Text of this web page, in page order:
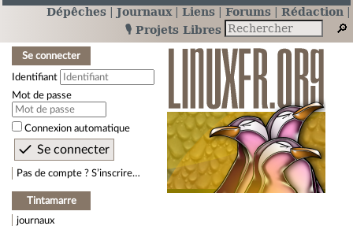
Dépêches Journaux Liens Forums
Rédaction
🎙️ Projets Libres
Se connecter
Identifiant
Mot de passe
Connexion automatique
Pas de compte ? S’inscrire…
Tintamarre
journaux